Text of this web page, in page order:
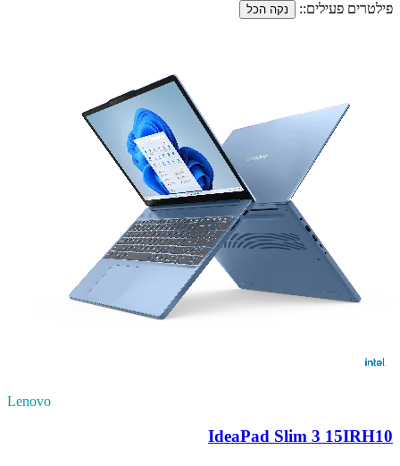
פילטרים פעילים:: נקה הכל
Lenovo
IdeaPad Slim 3 15IRH10